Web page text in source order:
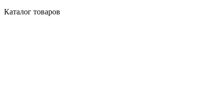
Каталог товаров